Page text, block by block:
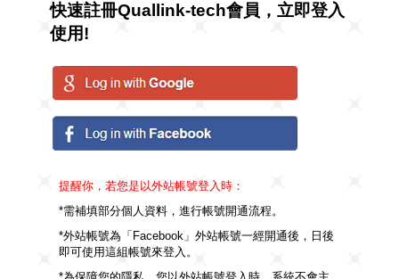
快速註冊Quallink-tech會員，立即登入
使用!
提醒你，若您是以外站帳號登入時：
*需補填部分個人資料，進行帳號開通流程。
*外站帳號為「Facebook」外站帳號一經開通後，日後
即可使用這組帳號來登入。